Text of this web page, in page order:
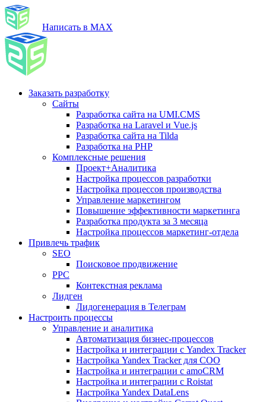
Написать в MAX
Заказать разработку
Сайты
Разработка сайта на UMI.CMS
Разработка на Laravel и Vue.js
Разработка сайта на Tilda
Разработка на PHP
Комплексные решения
Проект+Аналитика
Настройка процессов разработки
Настройка процессов производства
Управление маркетингом
Повышение эффективности маркетинга
Разработка продукта за 3 месяца
Настройка процессов маркетинг-отдела
Привлечь трафик
SEO
Поисковое продвижение
PPC
Контекстная реклама
Лидген
Лидогенерация в Телеграм
Настроить процессы
Управление и аналитика
Автоматизация бизнес-процессов
Настройка и интеграции с Yandex Tracker
Настройка Yandex Tracker для СОО
Настройка и интеграции с amoCRM
Настройка и интеграции с Roistat
Настройка Yandex DataLens